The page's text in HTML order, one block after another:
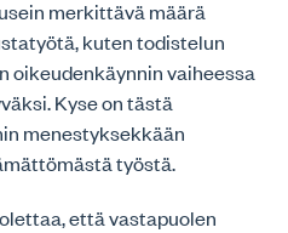
merkittävä määrä
kuten todistelun
oikeudenkäynnin vaiheessa
Kyse on tästä
menestyksekkään
työstä.
että vastapuolen